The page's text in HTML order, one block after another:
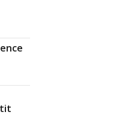
du filtre à air.
le même type de
pour les
cas de
à l'air.
comprennent
des particules
en mouvement. Les